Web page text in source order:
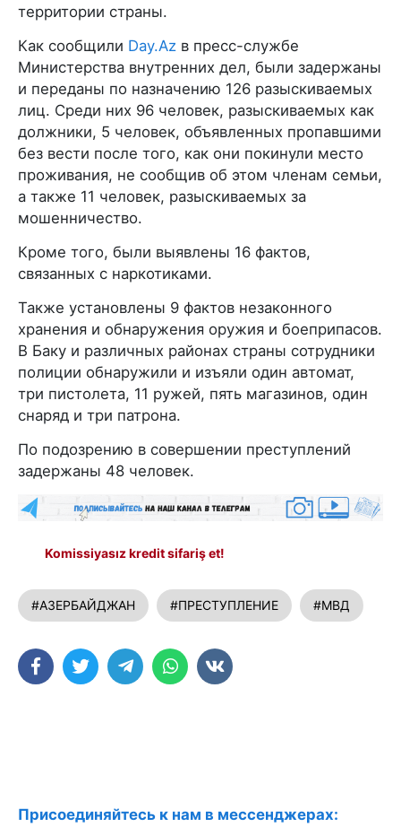
территории страны.
Как сообщили Day.Az в пресс-службе
Министерства внутренних дел, были задержаны
и переданы по назначению 126 разыскиваемых
лиц. Среди них 96 человек, разыскиваемых как
должники, 5 человек, объявленных пропавшими
без вести после того, как они покинули место
проживания, не сообщив об этом членам семьи,
а также 11 человек, разыскиваемых за
мошенничество.
Кроме того, были выявлены 16 фактов,
связанных с наркотиками.
Также установлены 9 фактов незаконного
хранения и обнаружения оружия и боеприпасов.
В Баку и различных районах страны сотрудники
полиции обнаружили и изъяли один автомат,
три пистолета, 11 ружей, пять магазинов, один
снаряд и три патрона.
По подозрению в совершении преступлений
задержаны 48 человек.
Komissiyasız kredit sifariş et!
#АЗЕРБАЙДЖАН #ПРЕСТУПЛЕНИЕ #МВД
Присоединяйтесь к нам в мессенджерах: